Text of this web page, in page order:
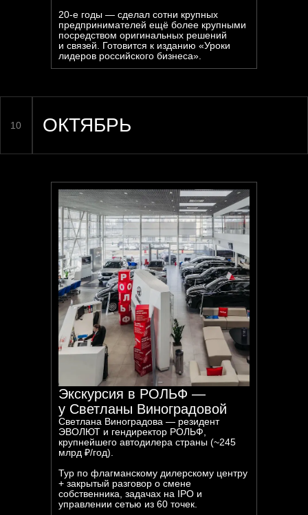
20-е годы — сделал сотни крупных
предпринимателей ещё более крупными
посредством оригинальных решений
и связей. Готовится к изданию «Уроки
лидеров российского бизнеса».
Экскурсия в РОЛЬФ —
у Светланы Виноградовой
Светлана Виноградова — резидент
ЭВОЛЮТ и гендиректор РОЛЬФ,
крупнейшего автодилера страны (~245
млрд ₽/год).
Тур по флагманскому дилерскому центру
+ закрытый разговор о смене
собственника, задачах на IPO и
управлении сетью из 60 точек.
СЕЗОН: ЗИМА 2026 - 2027